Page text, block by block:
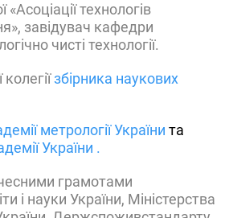
технологів
завідувач кафедри
чисті технології.
збірника наукових
метрології України та
України .
грамотами
і науки України, Міністерства